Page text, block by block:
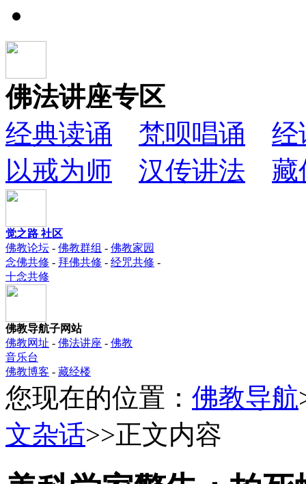
佛法讲座专区
经典读诵
梵呗唱诵
经
以戒为师
汉传讲法 藏
觉之路 社区
佛教论坛 - 佛教群组 - 佛教家园
念佛共修 - 拜佛共修 - 经咒共修 -
十念共修
佛教导航子网站
佛教网址 - 佛法讲座 - 佛教
音乐台
佛教博客 - 藏经楼
您现在的位置： 佛教导航
文杂话>>正文内容